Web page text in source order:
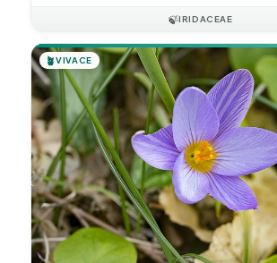
🍃IRIDACEAE
🪴VIVACE